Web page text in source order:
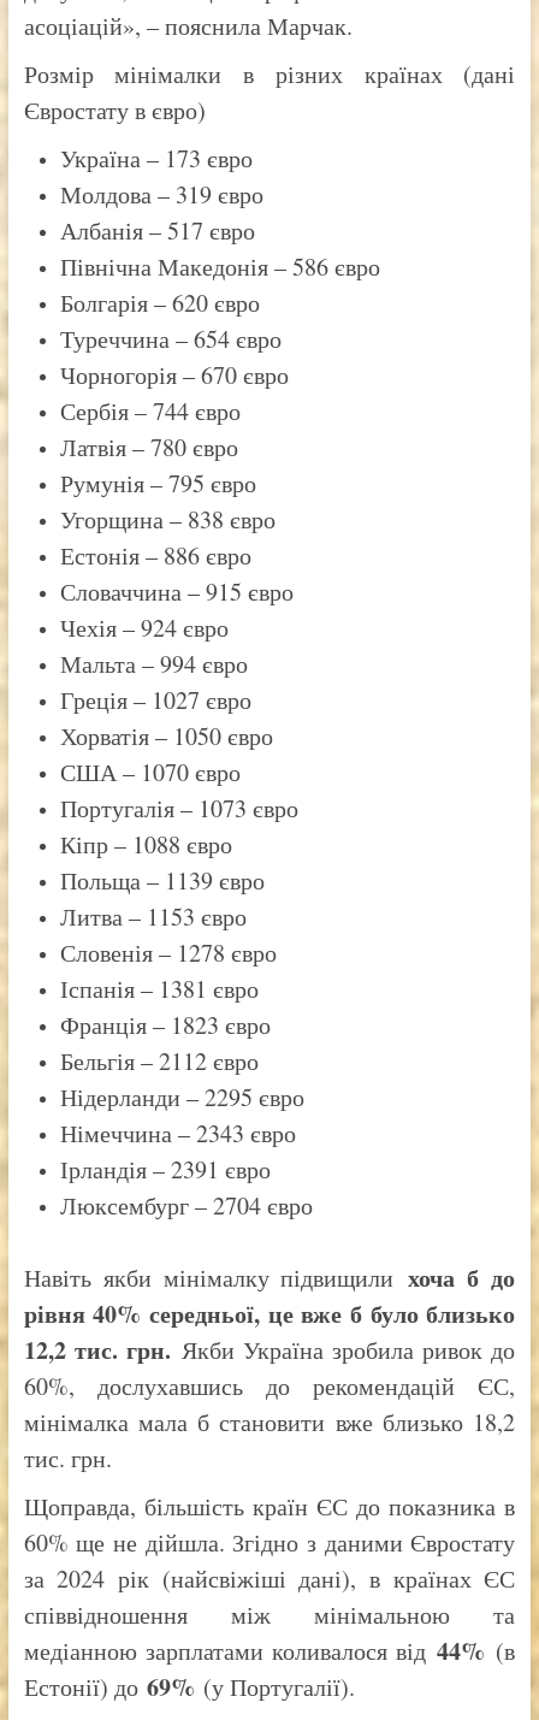
асоціацій», – пояснила Марчак.
Розмір мінімалки в різних країнах (дані
Євростату в євро)
Україна – 173 євро
Молдова – 319 євро
Албанія – 517 євро
Північна Македонія – 586 євро
Болгарія – 620 євро
Туреччина – 654 євро
Чорногорія – 670 євро
Сербія – 744 євро
Латвія – 780 євро
Румунія – 795 євро
Угорщина – 838 євро
Естонія – 886 євро
Словаччина – 915 євро
Чехія – 924 євро
Мальта – 994 євро
Греція – 1027 євро
Хорватія – 1050 євро
США – 1070 євро
Португалія – 1073 євро
Кіпр – 1088 євро
Польща – 1139 євро
Литва – 1153 євро
Словенія – 1278 євро
Іспанія – 1381 євро
Франція – 1823 євро
Бельгія – 2112 євро
Нідерланди – 2295 євро
Німеччина – 2343 євро
Ірландія – 2391 євро
Люксембург – 2704 євро
Навіть якби мінімалку підвищилихоча б до
рівня 40% середньої, це вже б було близько
12,2 тис. грн. Якби Україна зробила ривок до
60%, дослухавшись до рекомендацій ЄС,
мінімалка мала б становити вже близько 18,2
тис. грн.
Щоправда, більшість країн ЄС до показника в
60% ще не дійшла. Згідно з даними Євростату
за 2024 рік (найсвіжіші дані), в країнах ЄС
співвідношення між мінімальною та
медіанною зарплатами коливалося від44% (в
Естонії) до 69% (у Португалії).